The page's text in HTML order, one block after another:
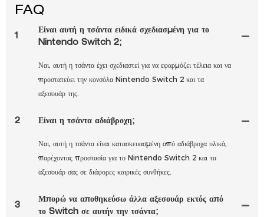
FAQ
1
Είναι αυτή η τσάντα ειδικά σχεδιασμένη για το
Nintendo Switch 2;
Ναι, αυτή η τσάντα έχει σχεδιαστεί για να εφαρμόζει τέλεια και να
προστατεύει την κονσόλα Nintendo Switch 2 και τα
αξεσουάρ της.
2 Είναι η τσάντα αδιάβροχη;
Ναι, αυτή η τσάντα είναι κατασκευασμένη από αδιάβροχα υλικά,
παρέχοντας προστασία για το Nintendo Switch 2 και τα
αξεσουάρ σας σε διάφορες καιρικές συνθήκες.
3
Μπορώ να αποθηκεύσω άλλα αξεσουάρ εκτός από
το Switch σε αυτήν την τσάντα;